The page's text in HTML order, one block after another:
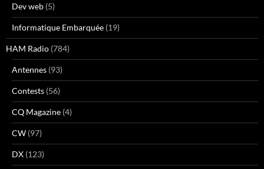
Dev web (5)
Informatique Embarquée (19)
HAM Radio (784)
Antennes (93)
Contests (56)
CQ Magazine (4)
CW (97)
DX (123)